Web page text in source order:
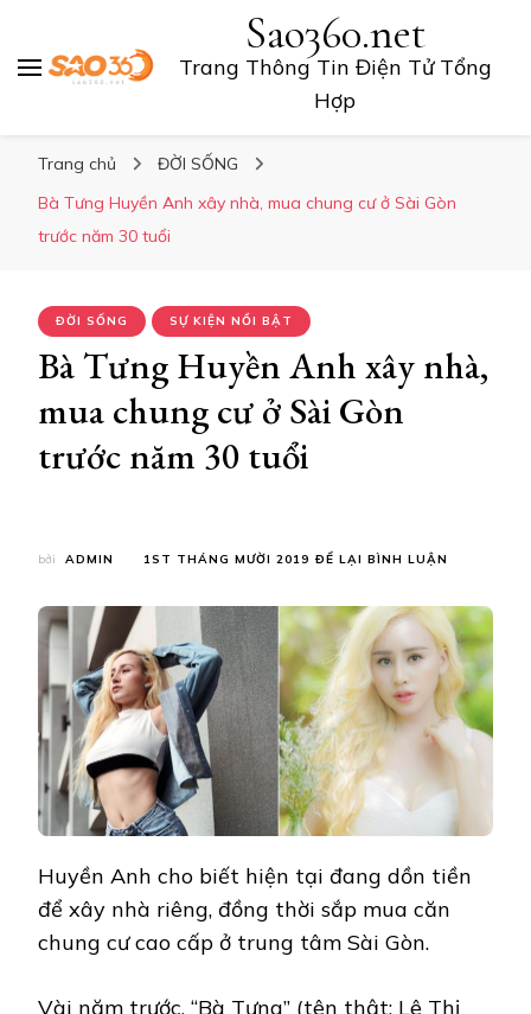
Sao360.net
Trang Thông Tin Điện Tử Tổng
Hợp
Trang chủ
ĐỜI SỐNG
Bà Tưng Huyền Anh xây nhà, mua chung cư ở Sài Gòn
trước năm 30 tuổi
ĐỜI SỐNG SỰ KIỆN NỔI BẬT
Bà Tưng Huyền Anh xây nhà,
mua chung cư ở Sài Gòn
trước năm 30 tuổi
bởi ADMIN 1ST THÁNG MƯỜI 2019 ĐỂ LẠI BÌNH LUẬN
HUYỀN
ANH
XÂY
NHÀ,
MUA
CHUNG
CƯ
SÀI
TRƯỚC
30
Huyền Anh cho biết hiện tại đang dồn tiền
để xây nhà riêng, đồng thời sắp mua căn
chung cư cao cấp ở trung tâm Sài Gòn.
Vài năm trước, “Bà Tưng” (tên thật: Lê Thị